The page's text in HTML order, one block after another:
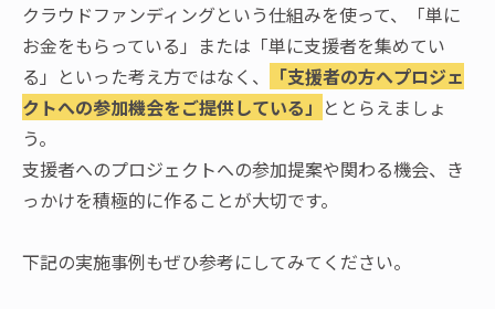
クラウドファンディングという仕組みを使って、「単に
お金をもらっている」または「単に支援者を集めてい
る」といった考え方ではなく、
「支援者の方へプロジェ
クトへの参加機会をご提供している」 ととらえましょ
う。
支援者へのプロジェクトへの参加提案や関わる機会、き
っかけを積極的に作ることが大切です。
下記の実施事例もぜひ参考にしてみてください。